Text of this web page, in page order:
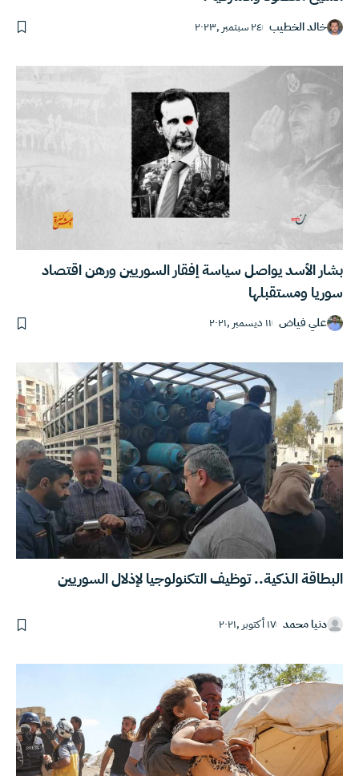
خالد الخطيب ٢٤ سبتمبر ,٢٠٢٣
بشار الأسد يواصل سياسة إفقار السوريين ورهن اقتصاد
سوريا ومستقبلها
علي فياض ١١ ديسمبر ,٢٠٢١
البطاقة الذكية.. توظيف التكنولوجيا لإذلال السوريين
دنيا محمد ١٧ أكتوبر ,٢٠٢١